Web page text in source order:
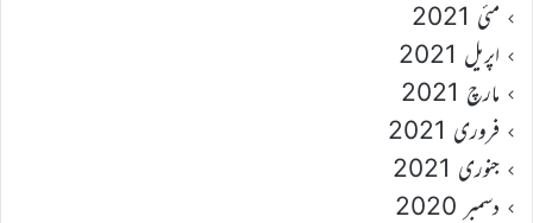
مئی 2021
اپریل 2021
مارچ 2021
فروری 2021
جنوری 2021
دسمبر 2020